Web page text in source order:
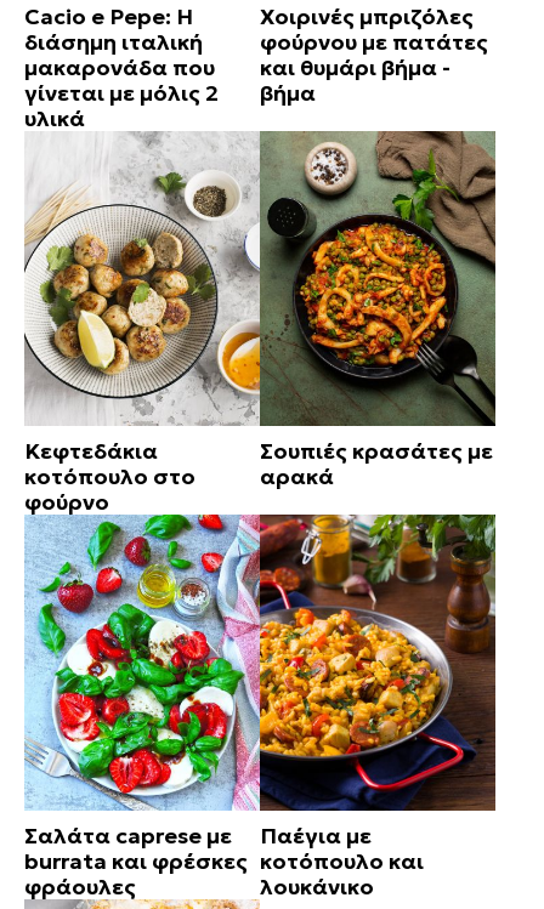
Cacio e Pepe: Η
διάσημη ιταλική
μακαρονάδα που
γίνεται με μόλις 2
υλικά
Χοιρινές μπριζόλες
φούρνου με πατάτες
και θυμάρι βήμα -
βήμα
Κεφτεδάκια
κοτόπουλο στο
φούρνο
Σουπιές κρασάτες με
αρακά
Σαλάτα caprese με
burrata και φρέσκες
φράουλες
Παέγια με
κοτόπουλο και
λουκάνικο